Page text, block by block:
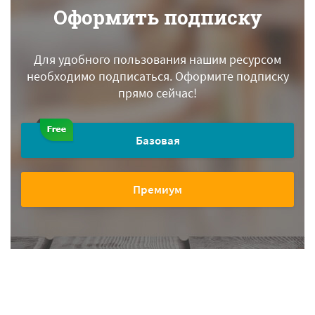
Оформить подписку
Для удобного пользования нашим ресурсом
необходимо подписаться.Оформите подписку
прямо сейчас!
Базовая
Премиум